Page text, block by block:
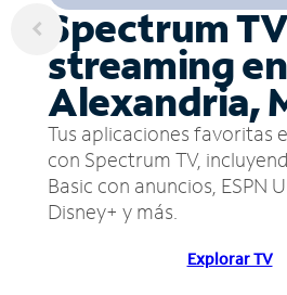
Spectrum
streaming en
Alexandria,
Tus aplicaciones favoritas
con Spectrum TV,
Basic con anuncios, ESPN
Disney+ y más.
Explorar TV